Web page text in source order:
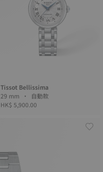
Tissot Bellissima
29 mm • 自動款
HK$ 5,900.00